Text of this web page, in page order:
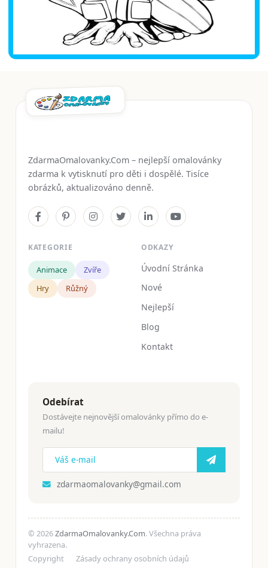
ZdarmaOmalovanky.Com – nejlepší omalovánky
zdarma k vytisknutí pro děti i dospělé. Tisíce
obrázků, aktualizováno denně.
KATEGORIE
Animace
Zvíře
Hry
Růžný
ODKAZY
Úvodní Stránka
Nové
Nejlepší
Blog
Kontakt
Odebírat
Dostávejte nejnovější omalovánky přímo do e-
mailu!
zdarmaomalovanky@gmail.com
© 2026ZdarmaOmalovanky.Com. Všechna práva
vyhrazena.
Copyright
Zásady ochrany osobních údajů